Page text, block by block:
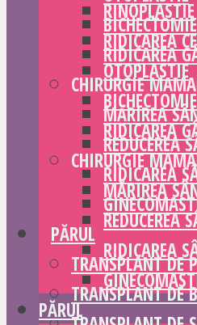
BICHECTOMIE
RIDICAREA
CHIRURGIE
MĂRIREA
REDUCEREA
RIDICAREA
PĂRUL
TRANSPLANT DE
TRANSPLANT DE
RINOPLASTIE
RIDICAREA
OTOPLASTIE
BICHECTOMIE
RIDICAREA
CHIRURGIE
MĂRIREA
REDUCEREA
RIDICAREA
PĂRUL